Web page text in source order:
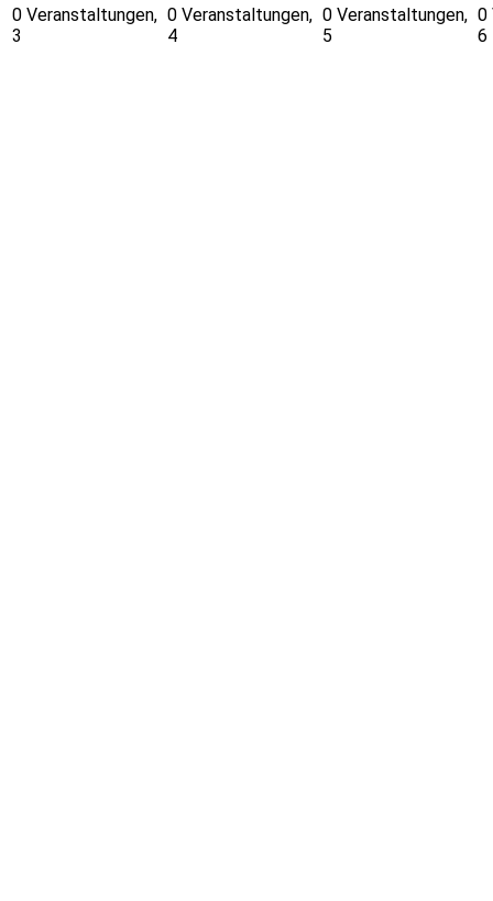
0 Veranstaltungen,
3
0 Veranstaltungen,
4
0 Veranstaltungen,
5
0
6